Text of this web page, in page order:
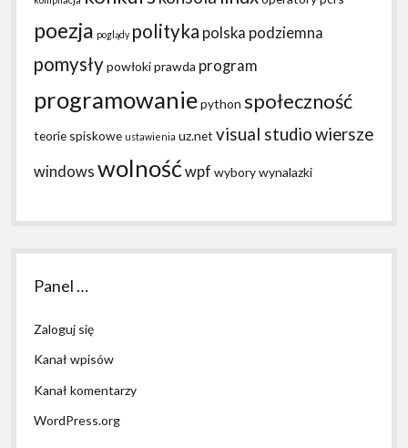
poezja poglądy polityka polska podziemna
pomysłypowłokiprawda program
programowaniepython społeczność
teorie spiskowe ustawienia uz.net visual studiowiersze
windows wolnośćwpf wyborywynalazki
Panel …
Zaloguj się
Kanał wpisów
Kanał komentarzy
WordPress.org